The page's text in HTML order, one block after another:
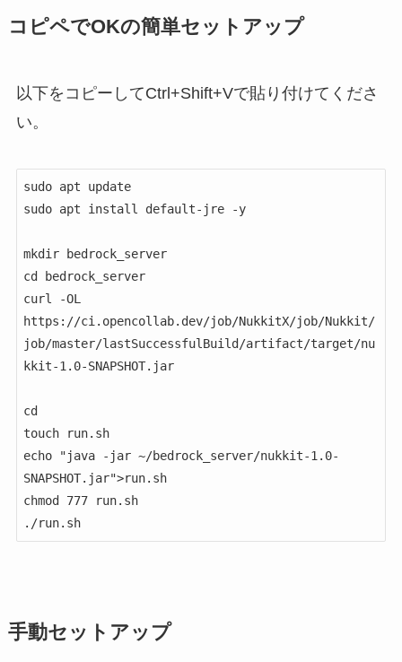
コピペでOKの簡単セットアップ
以下をコピーしてCtrl+Shift+Vで貼り付けてくださ
い。
sudo apt update
sudo apt install default-jre -y
mkdir bedrock_server
cd bedrock_server
curl -OL
https://ci.opencollab.dev/job/NukkitX/job/Nukkit/
job/master/lastSuccessfulBuild/artifact/target/nu
kkit-1.0-SNAPSHOT.jar
cd
touch run.sh
echo "java -jar ~/bedrock_server/nukkit-1.0-
SNAPSHOT.jar">run.sh
chmod 777 run.sh
./run.sh
手動セットアップ